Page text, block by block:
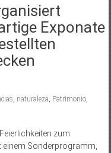
Exponate
, naturaleza, Patrimonio,
zum
einem Sonderprogramm,